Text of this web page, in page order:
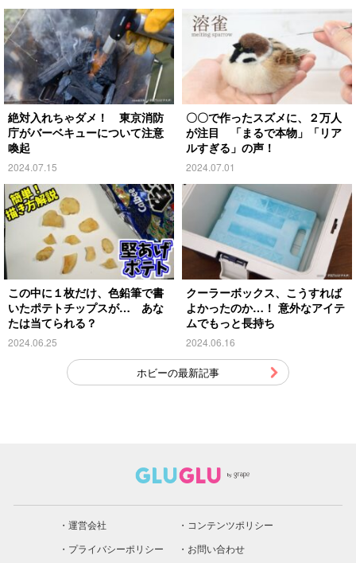
絶対入れちゃダメ！ 東京消防
庁がバーベキューについて注意
喚起
2024.07.15
〇〇で作ったスズメに、２万人
が注目 「まるで本物」「リア
ルすぎる」の声！
2024.07.01
この中に１枚だけ、色鉛筆で書
いたポテトチップスが… あな
たは当てられる？
2024.06.25
クーラーボックス、こうすれば
よかったのか…！ 意外なアイテ
ムでもっと長持ち
2024.06.16
ホビーの最新記事
運営会社
コンテンツポリシー
プライバシーポリシー
お問い合わせ